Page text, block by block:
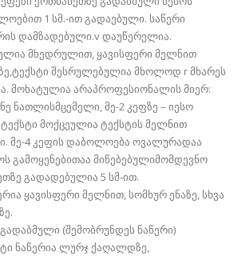
1 სმ.-ით გადაებული. საწერი
დამზადებული.v დაუწერელია.
მხედრულით, ყავისფერი მელნით
შესრულებულია მხოლოდ r მხარეს
მოხატულია არაპროფესიონალის მიერ:
ნათლისმცემელი, მე-2 კეფზე – იესო
მოქცეულია ტექსტის მელნით
მე-4 კეფის დაბოლოება ოვალურადაა
გამოყენებითაა მიწებებულიმომდევნო
გადადებულია 5 სმ-ით.
ყავისფერი მელნით, სომხურ ენაზე, სხვა
გადაბმული (შემობრუნდეს ნაწერი)
ნაწერია ლურჯ ქაღალდზე,